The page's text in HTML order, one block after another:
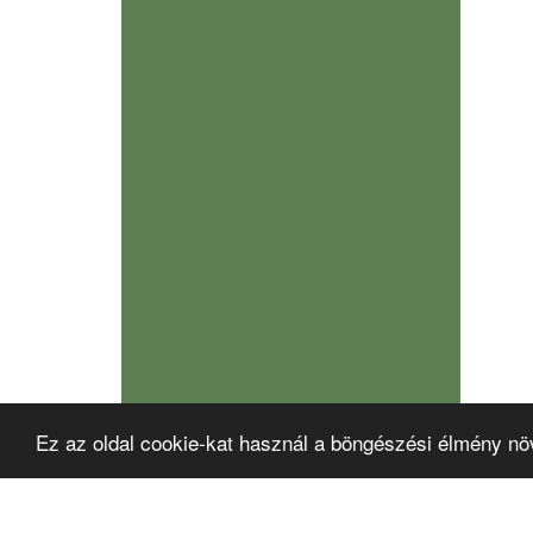
Ez az oldal cookie-kat használ a böngészési élmény